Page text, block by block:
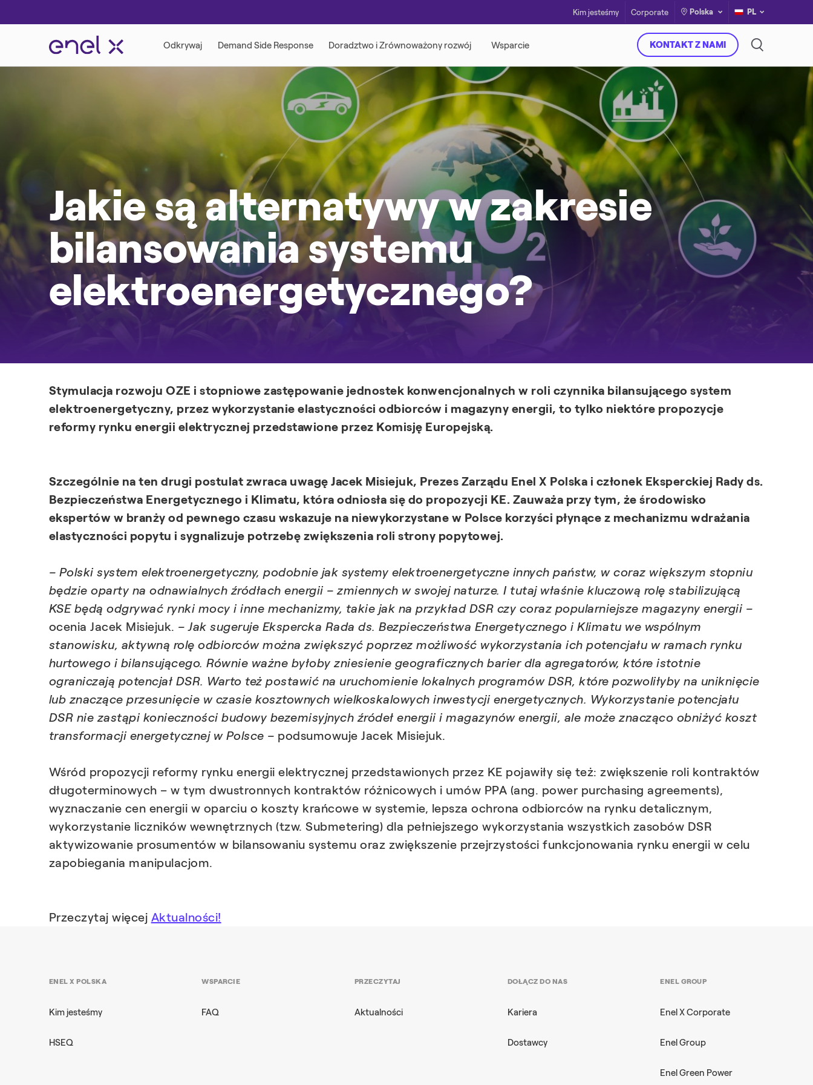
Kim jesteśmy Corporate Polska PL
KONTAKT Z NAMI
Jakie są alternatywy w zakresie
bilansowania systemu
elektroenergetycznego?
Stymulacja rozwoju OZE i stopniowe zastępowanie jednostek konwencjonalnych w roli czynnika bilansującego system
elektroenergetyczny, przez wykorzystanie elastyczności odbiorców i magazyny energii, to tylko niektóre propozycje
reformy rynku energii elektrycznej przedstawione przez Komisję Europejską.
Szczególnie na ten drugi postulat zwraca uwagę Jacek Misiejuk, Prezes Zarządu Enel X Polska i członek Eksperckiej Rady ds.
Bezpieczeństwa Energetycznego i Klimatu, która odniosła się do propozycji KE. Zauważa przy tym, że środowisko
ekspertów w branży od pewnego czasu wskazuje na niewykorzystane w Polsce korzyści płynące z mechanizmu wdrażania
elastyczności popytu i sygnalizuje potrzebę zwiększenia roli strony popytowej.
– Polski system elektroenergetyczny, podobnie jak systemy elektroenergetyczne innych państw, w coraz większym stopniu
będzie oparty na odnawialnych źródłach energii – zmiennych w swojej naturze. I tutaj właśnie kluczową rolę stabilizującą
KSE będą odgrywać rynki mocy i inne mechanizmy, takie jak na przykład DSR czy coraz popularniejsze magazyny energii –
ocenia Jacek Misiejuk. – Jak sugeruje Ekspercka Rada ds. Bezpieczeństwa Energetycznego i Klimatu we wspólnym
stanowisku, aktywną rolę odbiorców można zwiększyć poprzez możliwość wykorzystania ich potencjału w ramach rynku
hurtowego i bilansującego. Równie ważne byłoby zniesienie geograficznych barier dla agregatorów, które istotnie
ograniczają potencjał DSR. Warto też postawić na uruchomienie lokalnych programów DSR, które pozwoliłyby na uniknięcie
lub znaczące przesunięcie w czasie kosztownych wielkoskalowych inwestycji energetycznych. Wykorzystanie potencjału
DSR nie zastąpi konieczności budowy bezemisyjnych źródeł energii i magazynów energii, ale może znacząco obniżyć koszt
transformacji energetycznej w Polsce – podsumowuje Jacek Misiejuk.
Wśród propozycji reformy rynku energii elektrycznej przedstawionych przez KE pojawiły się też: zwiększenie roli kontraktów
długoterminowych – w tym dwustronnych kontraktów różnicowych i umów PPA (ang. power purchasing agreements),
wyznaczanie cen energii w oparciu o koszty krańcowe w systemie, lepsza ochrona odbiorców na rynku detalicznym,
wykorzystanie liczników wewnętrznych (tzw. Submetering) dla pełniejszego wykorzystania wszystkich zasobów DSR
aktywizowanie prosumentów w bilansowaniu systemu oraz zwiększenie przejrzystości funkcjonowania rynku energii w celu
zapobiegania manipulacjom.
Przeczytaj więcej Aktualności!
ENEL X POLSKA
Kim jesteśmy
HSEQ
WSPARCIE
FAQ
PRZECZYTAJ
Aktualności
DOŁĄCZ DO NAS
Kariera
Dostawcy
ENEL GROUP
Enel X Corporate
Enel Group
Enel Green Power